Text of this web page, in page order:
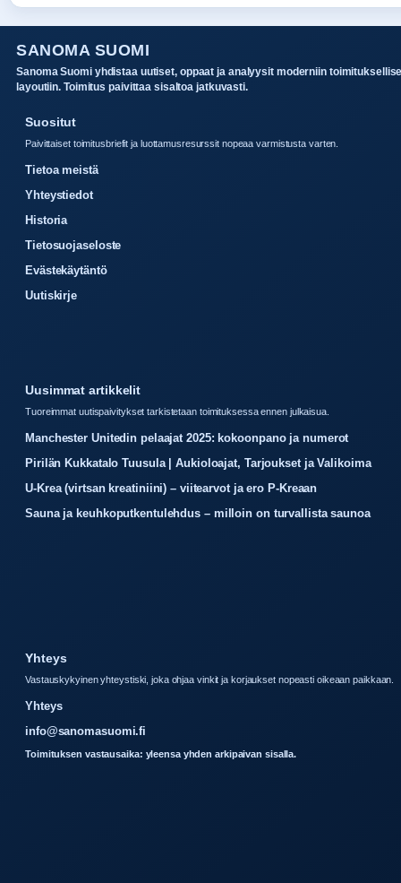
SANOMA SUOMI
Sanoma Suomi yhdistaa uutiset, oppaat ja analyysit moderniin
layoutiin. Toimitus paivittaa sisaltoa jatkuvasti.
Suositut
Paivittaiset toimitusbriefit ja luottamusresurssit nopeaa varmistusta varten.
Tietoa meistä
Yhteystiedot
Historia
Tietosuojaseloste
Evästekäytäntö
Uutiskirje
Uusimmat artikkelit
Tuoreimmat uutispaivitykset tarkistetaan toimituksessa ennen julkaisua.
Manchester Unitedin pelaajat 2025: kokoonpano ja numerot
Pirilän Kukkatalo Tuusula | Aukioloajat, Tarjoukset ja Valikoima
U-Krea (virtsan kreatiniini) – viitearvot ja ero P-Kreaan
Sauna ja keuhkoputkentulehdus – milloin on turvallista saunoa
Yhteys
Vastauskykyinen yhteystiski, joka ohjaa vinkit ja korjaukset nopeasti oikeaan paikkaan.
Yhteys
info@sanomasuomi.fi
Toimituksen vastausaika: yleensa yhden arkipaivan sisalla.